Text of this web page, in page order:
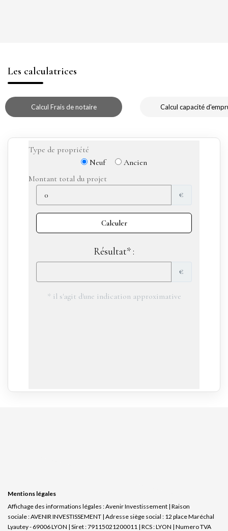
Les calculatrices
Calcul Frais de notaire Calcul capacité
Mentions légales
Affichage des informations légales : Avenir Investissement | Raison
sociale : AVENIR INVESTISSEMENT | Adresse siège social : 12 place Maréchal
Lyautey - 69006 LYON | Siret : 79115021200011 | RCS : LYON | Numero TVA